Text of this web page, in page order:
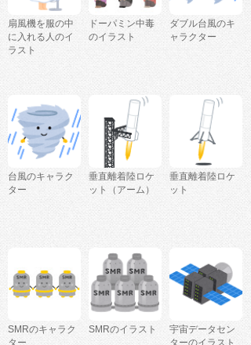
扇風機を服の中
に入れる人のイ
ラスト
ドーパミン中毒
のイラスト
ダブル台風のキ
ャラクター
台風のキャラク
ター
垂直離着陸ロケ
ット（アーム）
垂直離着陸ロケ
ット
SMRのキャラク
SMRのイラスト
宇宙データセン